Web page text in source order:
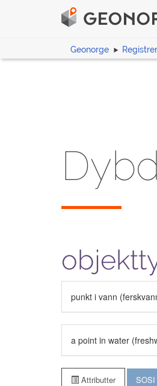
Geonorge
punkt i vann
a point in water
Attributter